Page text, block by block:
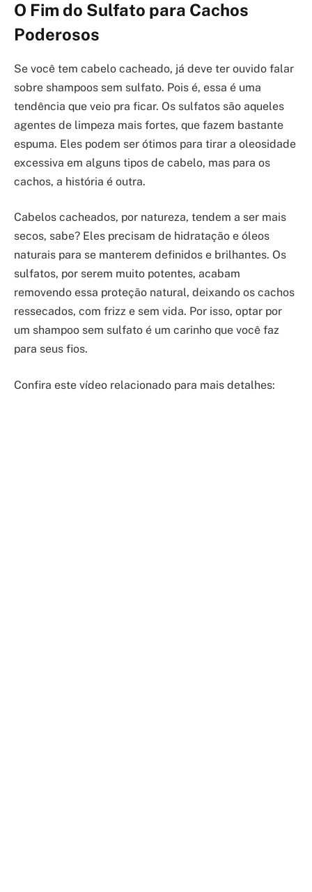
O Fim do Sulfato para Cachos
Poderosos
Se você tem cabelo cacheado, já deve ter ouvido falar
sobre shampoos sem sulfato. Pois é, essa é uma
tendência que veio pra ficar. Os sulfatos são aqueles
agentes de limpeza mais fortes, que fazem bastante
espuma. Eles podem ser ótimos para tirar a oleosidade
excessiva em alguns tipos de cabelo, mas para os
cachos, a história é outra.
Cabelos cacheados, por natureza, tendem a ser mais
secos, sabe? Eles precisam de hidratação e óleos
naturais para se manterem definidos e brilhantes. Os
sulfatos, por serem muito potentes, acabam
removendo essa proteção natural, deixando os cachos
ressecados, com frizz e sem vida. Por isso, optar por
um shampoo sem sulfato é um carinho que você faz
para seus fios.
Confira este vídeo relacionado para mais detalhes: